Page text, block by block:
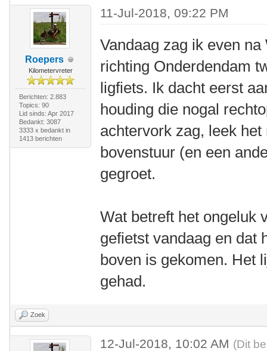
Roepers
Kilometervreter
Berichten: 2.883
Topics: 90
Lid sinds: Apr 2017
Bedankt: 3087
3333 x bedankt in
1413 berichten
11-Jul-2018, 09:22 PM
Vandaag zag ik even
richting Onderdendam
ligfiets. Ik dacht eerst
houding die nogal
achtervork zag, leek
bovenstuur (en een
gegroet.
Wat betreft het ongeluk
gefietst vandaag en dat
boven is gekomen. Het
gehad.
Zoek
12-Jul-2018, 10:02 AM (Dit